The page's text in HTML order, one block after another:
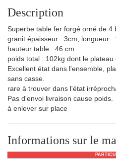
Description
Superbe table fer forgé orné de 4
granit épaisseur : 3cm, longueur :
hauteur table : 46 cm
poids total : 102kg dont le plateau
Excellent état dans l'ensemble,
sans casse.
rare à trouver dans l'état
Pas d'envoi livraison cause poids.
à enlever sur place
Informations sur le